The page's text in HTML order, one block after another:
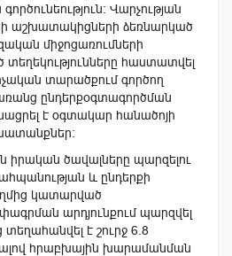
Վարչության
աշխատակիցների ձեռնարկած
միջոցառումների
տեղեկությունները հաստատվել
տարածքում գործող
ընդերքօգտագործման
է օգտակար հանածոյի
իրական ծավալները պարզելու
և ընդերքի
կատարված
արդյունքում պարզվել
է շուրջ 6.8
հրաբխային խարամանման